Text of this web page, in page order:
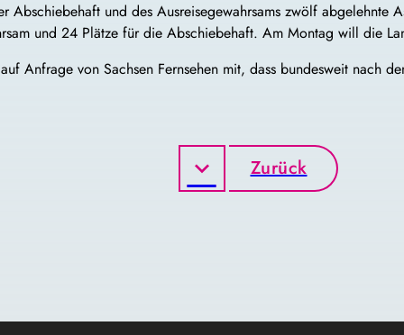
und des Ausreisegewahrsams zwölf abgelehnte
und 24 Plätze für die Abschiebehaft. Am Montag will die
Anfrage von Sachsen Fernsehen mit, dass bundesweit nach
Zurück